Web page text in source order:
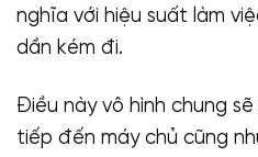
nghĩa với hiệu suất làm
dần kém đi.
Điều này vô hình chung
tiếp đến máy chủ cũng